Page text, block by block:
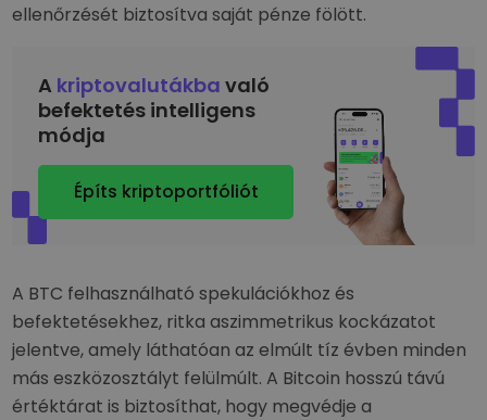
ellenőrzését biztosítva saját pénze fölött.
A kriptovalutákba való
befektetés intelligens
módja
Építs kriptoportfóliót
A BTC felhasználható spekulációkhoz és
befektetésekhez, ritka aszimmetrikus kockázatot
jelentve, amely láthatóan az elmúlt tíz évben minden
más eszközosztályt felülmúlt. A Bitcoin hosszú távú
értéktárat is biztosíthat, hogy megvédje a